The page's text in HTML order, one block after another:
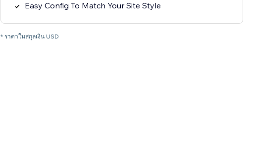
Easy Config To Match Your Site Style
* ราคาในสกุลเงิน USD